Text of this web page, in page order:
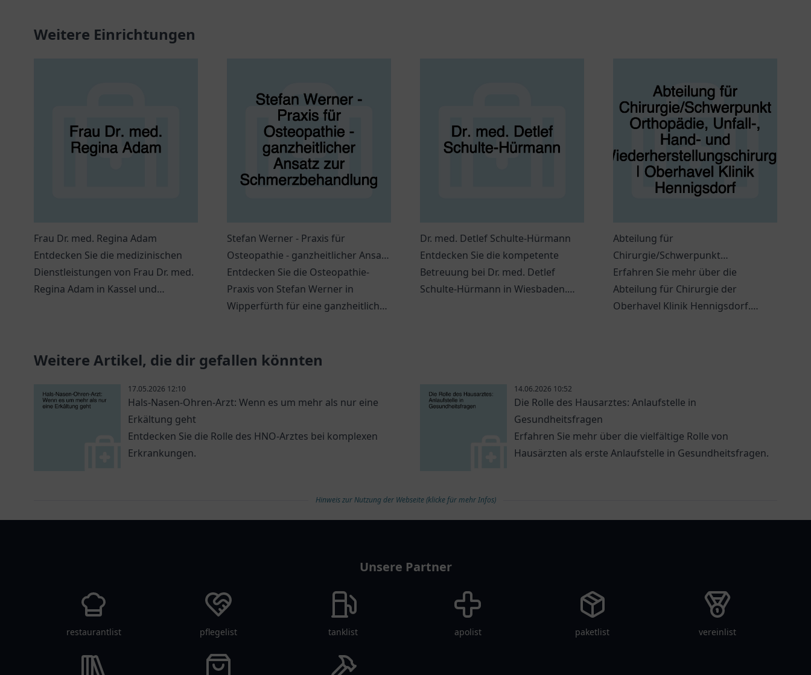
Weitere Einrichtungen
Frau Dr. med. Regina Adam
Entdecken Sie die medizinischen
Dienstleistungen von Frau Dr. med.
Regina Adam in Kassel und
Stefan Werner - Praxis für
Osteopathie - ganzheitlicher Ansatz
zur Schmerzbehandlung
Entdecken Sie die Osteopathie-
Praxis von Stefan Werner in
Wipperfürth für eine ganzheitliche
Wohlbefindens.
Dr. med. Detlef Schulte-Hürmann
Entdecken Sie die kompetente
Betreuung bei Dr. med. Detlef
Schulte-Hürmann in Wiesbaden.
Abteilung für
Chirurgie/Schwerpunkt
Orthopädie, Unfall-, Hand- und
Wiederherstellungschirurgie |
Oberhavel Klinik Hennigsdorf
Erfahren Sie mehr über die
Abteilung für Chirurgie der
Oberhavel Klinik Hennigsdorf.
Weitere Artikel, die dir gefallen könnten
17.05.2026 12:10
Hals-Nasen-Ohren-Arzt: Wenn es um mehr als nur eine
Erkältung geht
Entdecken Sie die Rolle des HNO-Arztes bei komplexen
Erkrankungen.
14.06.2026 10:52
Die Rolle des Hausarztes: Anlaufstelle in
Gesundheitsfragen
Erfahren Sie mehr über die vielfältige Rolle von
Hausärzten als erste Anlaufstelle in Gesundheitsfragen.
Hinweis zur Nutzung der Webseite (klicke für mehr Infos)
Unsere Partner
restaurantlist pflegelist tanklist apolist paketlist vereinlist